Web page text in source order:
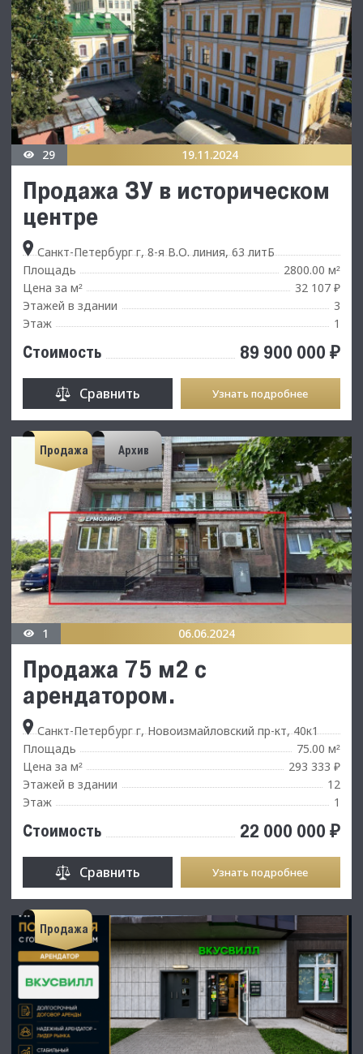
29 19.11.2024
Продажа ЗУ в историческом
центре
Санкт-Петербург г, 8-я В.О. линия, 63 литБ
Площадь
2800.00 м²
Цена за м²
32 107 ₽
Этажей в здании
3
Этаж
1
Стоимость 89 900 000 ₽
Сравнить Узнать подробнее
Продажа Архив
1 06.06.2024
Продажа 75 м2 с
арендатором.
Санкт-Петербург г, Новоизмайловский пр-кт, 40к1
Площадь
75.00 м²
Цена за м²
293 333 ₽
Этажей в здании
12
Этаж
1
Стоимость 22 000 000 ₽
Сравнить Узнать подробнее
Продажа